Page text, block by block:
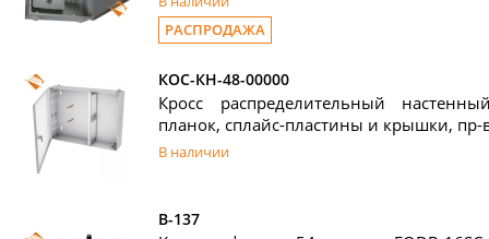
РАСПРОДАЖА
КОС-КН-48-00000
Кросс распределительный
планок, сплайс-пластины и крышки, пр-
В наличии
B-137